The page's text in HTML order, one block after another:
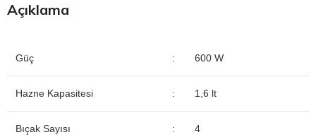
Açıklama
Güç : 600 W
Hazne Kapasitesi : 1,6 lt
Bıçak Sayısı : 4